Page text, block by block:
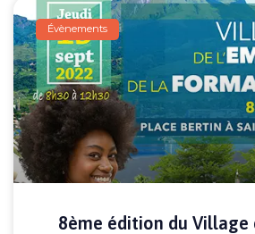
Évènements
8ème édition du Village